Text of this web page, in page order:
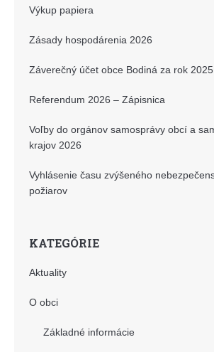
Výkup papiera
Zásady hospodárenia 2026
Záverečný účet obce Bodiná za rok 2025
Referendum 2026 – Zápisnica
Voľby do orgánov samosprávy obcí a
krajov 2026
Vyhlásenie času zvýšeného
požiarov
KATEGÓRIE
Aktuality
O obci
Základné informácie